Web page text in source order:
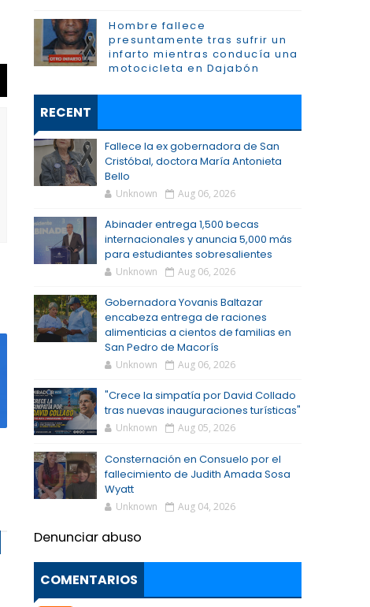
Hombre fallece
presuntamente tras sufrir un
infarto mientras conducía una
motocicleta en Dajabón
RECENT
Fallece la ex gobernadora de San
Cristóbal, doctora María Antonieta
Bello
Unknown Aug 06, 2026
Abinader entrega 1,500 becas
internacionales y anuncia 5,000 más
para estudiantes sobresalientes
Unknown Aug 06, 2026
Gobernadora Yovanis Baltazar
encabeza entrega de raciones
alimenticias a cientos de familias en
San Pedro de Macorís
Unknown Aug 06, 2026
"Crece la simpatía por David Collado
tras nuevas inauguraciones turísticas"
Unknown Aug 05, 2026
Consternación en Consuelo por el
fallecimiento de Judith Amada Sosa
Wyatt
Unknown Aug 04, 2026
Denunciar abuso
COMENTARIOS